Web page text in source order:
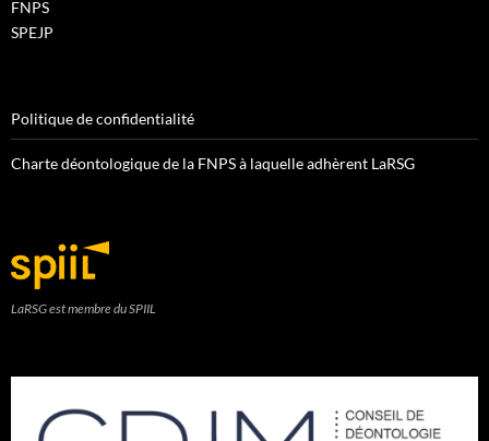
FNPS
SPEJP
Politique de confidentialité
Charte déontologique de la FNPS à laquelle adhèrent LaRSG
LaRSG est membre du SPIIL